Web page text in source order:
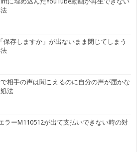
保存しますか」が出ないまま閉じてしまう
で相手の声は聞こえるのに自分の声が届かな
法
ラーM110512が出て支払いできない時の対